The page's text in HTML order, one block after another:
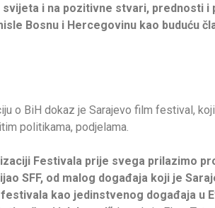
i na pozitivne stvari, prednosti
Bosnu i Hercegovinu kao buduću
o BiH dokaz je Sarajevo film festival,
politikama, podjelama.
Festivala prije svega prilazimo
SFF, od malog događaja koji je
kao jedinstvenog događaja u